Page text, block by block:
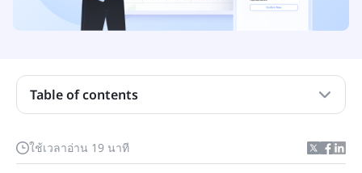
ใช้เวลาอ่าน 19 นาที
Table of contents
CPQ คืออะไร
วิธีที่ CPQ และ CRM ทำงานร่วมกัน
ความท้าทายเมื่อใช้ CPQ และ CRM แยกกัน
สิ่งที่ควรพิจารณาในการตั้งค่าระบบ CPQ + CRM